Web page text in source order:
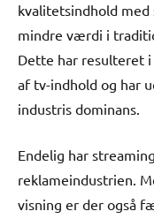
kvalitetsindhold
mindre værdi i
Dette har resulteret
af tv-indhold og har
industris dominans.
Endelig har
reklameindustrien.
visning er der også